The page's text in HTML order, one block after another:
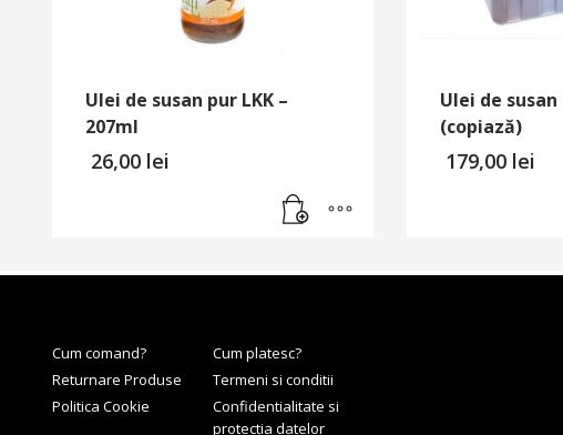
Ulei de susan pur LKK –
207ml
26,00 lei
Ulei de susan
(copiază)
179,00 lei
Cum comand?
Cum platesc?
Returnare Produse
Termeni si conditii
Politica Cookie
Confidentialitate si
protectia datelor